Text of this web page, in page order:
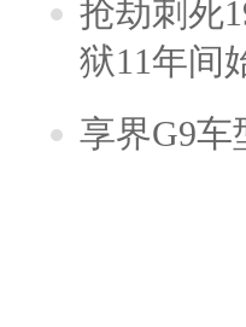
抢劫刺死
狱11年间
享界G9车